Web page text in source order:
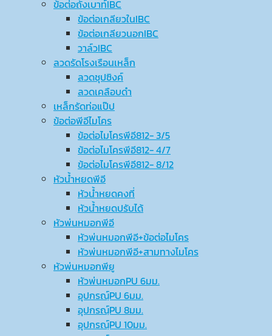
ข้อต่อถังเบาท์IBC
ข้อต่อเกลียวในIBC
ข้อต่อเกลียวนอกIBC
วาล์วIBC
ลวดรัดโรงเรือนเหล็ก
ลวดชุปซิงค์
ลวดเคลือบดำ
เหล็กรัดท่อแป๊ป
ข้อต่อพีอีไมโคร
ข้อต่อไมโครพีอี812- 3/5
ข้อต่อไมโครพีอี812- 4/7
ข้อต่อไมโครพีอี812- 8/12
หัวน้ำหยดพีอี
หัวน้ำหยดคงที่
หัวน้ำหยดปรับได้
หัวพ่นหมอกพีอี
หัวพ่นหมอกพีอี+ข้อต่อไมโคร
หัวพ่นหมอกพีอี+สามทางไมโคร
หัวพ่นหมอกพียู
หัวพ่นหมอกPU 6มม.
อุปกรณ์ฺPU 6มม.
อุปกรณ์ฺPU 8มม.
อุปกรณ์ฺPU 10มม.